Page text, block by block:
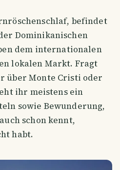
befindet
Dominikanischen
dem internationalen
lokalen Markt. Fragt
über Monte Cristi oder
ihr meistens ein
sowie Bewunderung,
schon kennt,
habt.